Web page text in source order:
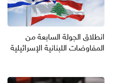
انطلاق الجولة السابعة من
المفاوضات اللبنانية الإسرائيلية